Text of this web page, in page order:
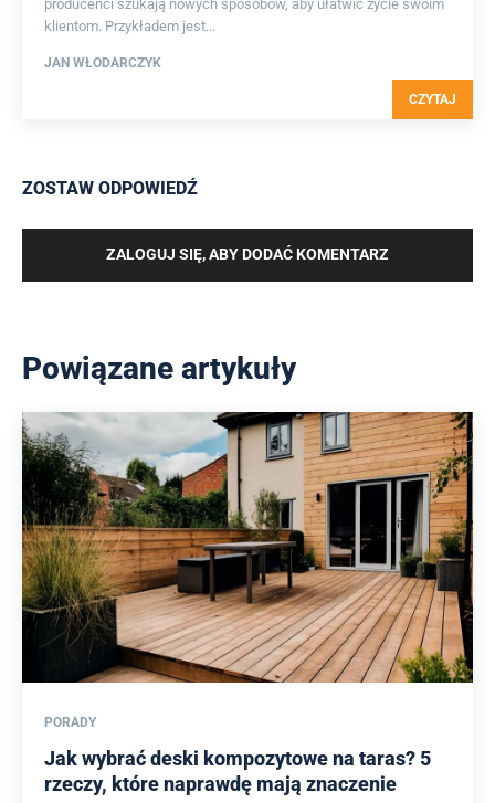
producenci szukają nowych sposobów, aby ułatwić życie swoim
klientom. Przykładem jest...
JAN WŁODARCZYK
CZYTAJ
ZOSTAW ODPOWIEDŹ
ZALOGUJ SIĘ, ABY DODAĆ KOMENTARZ
Powiązane artykuły
PORADY
Jak wybrać deski kompozytowe na taras? 5
rzeczy, które naprawdę mają znaczenie